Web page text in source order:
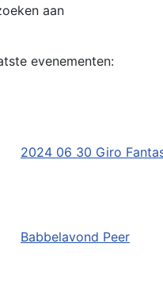
aan
evenementen:
2024 06 30 Giro
Babbelavond Peer